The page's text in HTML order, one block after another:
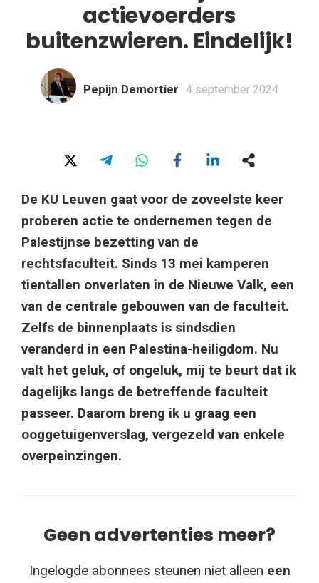
actievoerders
buitenzwieren. Eindelijk!
Pepijn Demortier 4 september 2024
De KU Leuven gaat voor de zoveelste keer
proberen actie te ondernemen tegen de
Palestijnse bezetting van de
rechtsfaculteit. Sinds 13 mei kamperen
tientallen onverlaten in de Nieuwe Valk, een
van de centrale gebouwen van de faculteit.
Zelfs de binnenplaats is sindsdien
veranderd in een Palestina-heiligdom. Nu
valt het geluk, of ongeluk, mij te beurt dat ik
dagelijks langs de betreffende faculteit
passeer. Daarom breng ik u graag een
ooggetuigenverslag, vergezeld van enkele
overpeinzingen.
Geen advertenties meer?
Ingelogde abonnees steunen niet alleen een